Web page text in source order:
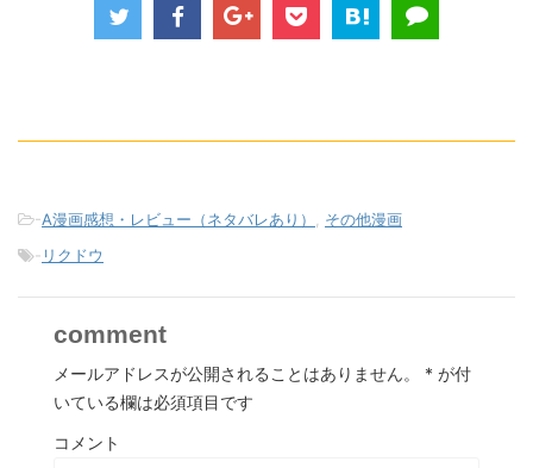
-A漫画感想・レビュー（ネタバレあり）
その他漫画
- リクドウ
comment
メールアドレスが公開されることはありません。 * が付
いている欄は必須項目です
コメント